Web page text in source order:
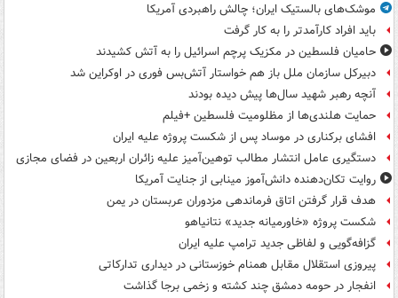
موشک‌های بالستیک ایران؛ چالش راهبردی آمریکا
باید افراد کارآمدتر را به کار گرفت
حامیان فلسطین در مکزیک پرچم اسرائیل را به آتش کشیدند
دبیرکل سازمان ملل باز هم خواستار آتش‌بس فوری در اوکراین شد
آنچه رهبر شهید سال‌ها پیش دیده بودند
حمایت هلندی‌ها از مظلومیت فلسطین +فیلم
افشای برکناری در موساد پس از شکست پروژه علیه ایران
دستگیری عامل انتشار مطالب توهین‌آمیز علیه زائران اربعین در فضای مجازی
روایت تکان‌دهنده دانش‌آموز مینابی از جنایت آمریکا
هدف قرار گرفتن اتاق‌ فرماندهی مزدوران عربستان در یمن
شکست پروژه «خاورمیانه جدید» نتانیاهو
گزافه‌گویی و لفاظی جدید ترامپ علیه ایران
پیروزی استقلال مقابل همنام خوزستانی در دیداری تدارکاتی
انفجار در حومه دمشق چند کشته و زخمی برجا گذاشت